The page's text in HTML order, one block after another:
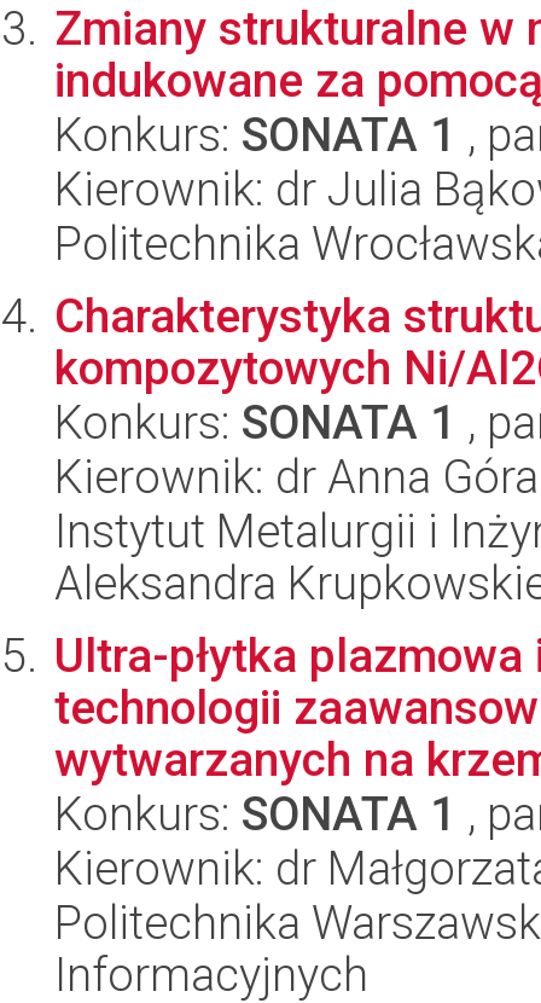
Zmiany strukturalne w
indukowane za
Konkurs: SONATA 1 ,
Kierownik: dr Julia
Politechnika
Charakterystyka
kompozytowych Ni/
Konkurs: SONATA 1 ,
Kierownik: dr Anna
Instytut Metalurgii i
Aleksandra
Ultra-płytka
technologii
wytwarzanych na
Konkurs: SONATA 1 ,
Kierownik: dr
Politechnika
Informacyjnych